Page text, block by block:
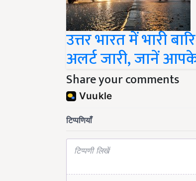
उत्तर भारत में भारी
अलर्ट जारी, जानें
Share your comments